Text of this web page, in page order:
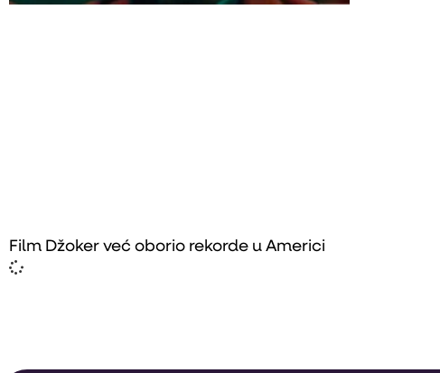
Film Džoker već oborio rekorde u Americi